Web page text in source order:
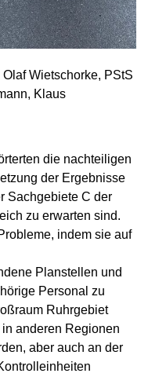
Wietschorke, PStS
Klaus
die nachteiligen
der Ergebnisse
Sachgebiete C der
zu erwarten sind.
indem sie auf
Planstellen und
Personal zu
Ruhrgebiet
anderen Regionen
aber auch an der